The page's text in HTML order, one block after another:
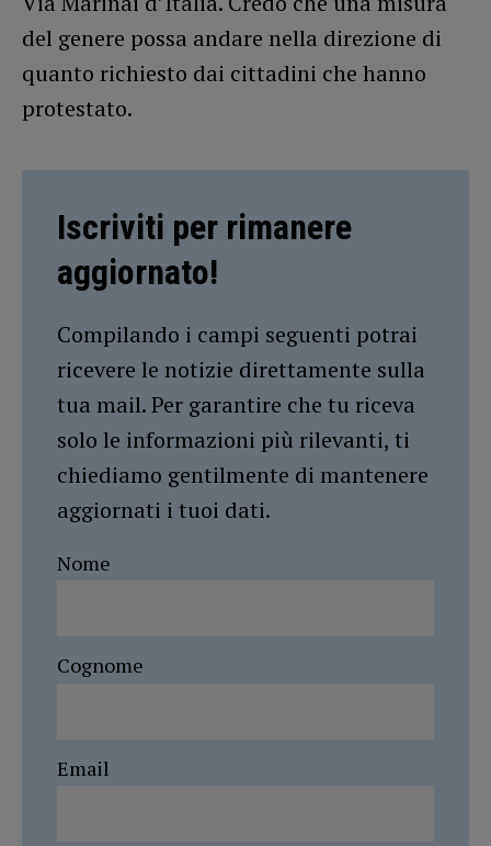
del genere possa andare nella direzione di
quanto richiesto dai cittadini che hanno
protestato.
Iscriviti per rimanere
aggiornato!
Compilando i campi seguenti potrai
ricevere le notizie direttamente sulla
tua mail. Per garantire che tu riceva
solo le informazioni più rilevanti, ti
chiediamo gentilmente di mantenere
aggiornati i tuoi dati.
Nome
Cognome
Email